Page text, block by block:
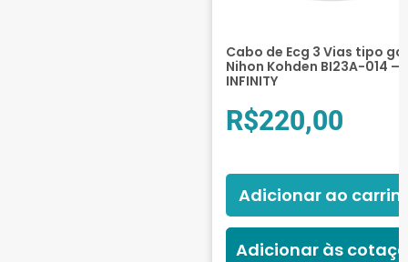
Cabo de Ecg 3 Vias tipo
Nihon Kohden BI23A-014 –
INFINITY
R$220,00
Adicionar ao
Adicionar às